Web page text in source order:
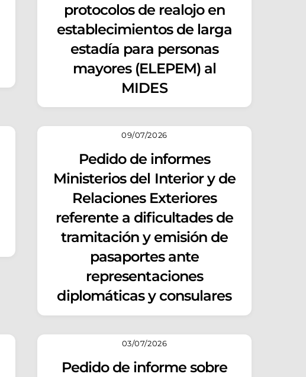
protocolos de realojo en
establecimientos de larga
estadía para personas
mayores (ELEPEM) al
MIDES
09/07/2026
Pedido de informes
Ministerios del Interior y de
Relaciones Exteriores
referente a dificultades de
tramitación y emisión de
pasaportes ante
representaciones
diplomáticas y consulares
03/07/2026
Pedido de informe sobre